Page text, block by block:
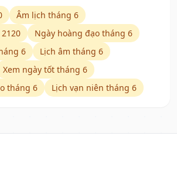
Âm lịch tháng 6
Ngày hoàng đạo tháng 6
6
Lịch âm tháng 6
Xem ngày tốt tháng 6
tháng 6
Lịch vạn niên tháng 6